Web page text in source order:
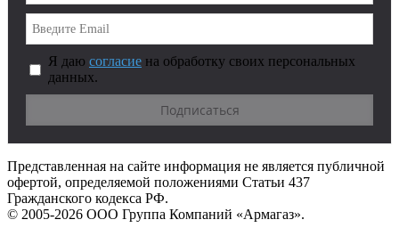
Я даю согласие на обработку своих персональных
данных.
Представленная на сайте информация не является публичной
офертой, определяемой положениями Статьи 437
Гражданского кодекса РФ.
© 2005-2026 ООО Группа Компаний «Армагаз».